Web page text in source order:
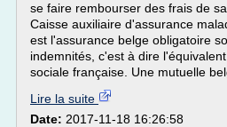
se faire rembourser des frais de
Caisse auxiliaire d'assurance
est l'assurance belge obligatoire
indemnités, c'est à dire
sociale française. Une mutuelle
Lire la suite
Date: 2017-11-18 16:26:58